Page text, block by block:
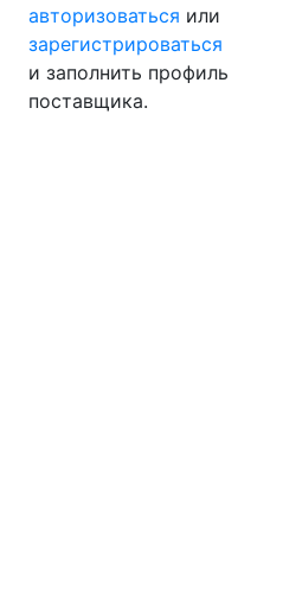
авторизоваться или
зарегистрироваться
и заполнить профиль
поставщика.